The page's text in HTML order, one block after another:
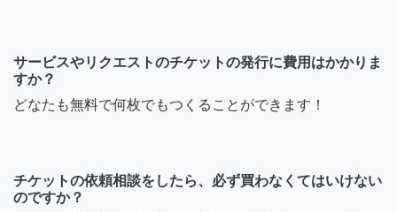
サービスやリクエストのチケットの発行に費用はかかりま
すか？
どなたも無料で何枚でもつくることができます！
チケットの依頼相談をしたら、必ず買わなくてはいけない
のですか？